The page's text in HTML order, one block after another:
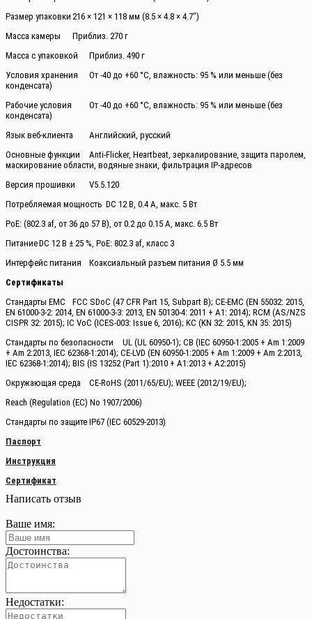
Размер упаковки 216 × 121 × 118 мм (8.5 × 4.8 × 4.7″)
Масса камеры
Приблиз. 270 г
Масса с упаковкой
Приблиз. 490 г
Условия хранения
От -40 до +60 °C, влажность: 95 % или меньше (без
конденсата)
Рабочие условия
От -40 до +60 °C, влажность: 95 % или меньше (без
конденсата)
Язык веб-клиента
Английский, русский
Основные функции
Anti-Flicker, Heartbeat, зеркалирование, защита паролем,
маскирование области, водяные знаки, фильтрация IP-адресов
Версия прошивки
V5.5.120
Потребляемая мощность DC 12 В, 0.4 А, макс. 5 Вт
PoE: (802.3 af, от 36 до 57 В), от 0.2 до 0.15 A, макс. 6.5 Вт
ПитаниеDC 12 В ± 25 %, PoE: 802.3 af, класс 3
Интерфейс питания
Коаксиальный разъем питания Ø 5.5 мм
Сертификаты
Стандарты EMC
FCC SDoC (47 CFR Part 15, Subpart B); CE-EMC (EN 55032: 2015,
EN 61000-3-2: 2014, EN 61000-3-3: 2013, EN 50130-4: 2011 + A1: 2014); RCM (AS/NZS
CISPR 32: 2015); IC VoC (ICES-003: Issue 6, 2016); KC (KN 32: 2015, KN 35: 2015)
Стандарты по безопасности
UL (UL 60950-1); CB (IEC 60950-1:2005 + Am 1:2009
+ Am 2:2013, IEC 62368-1:2014); CE-LVD (EN 60950-1:2005 + Am 1:2009 + Am 2:2013,
IEC 62368-1:2014); BIS (IS 13252 (Part 1):2010 + A1:2013 + A2:2015)
Окружающая среда
CE-RoHS (2011/65/EU); WEEE (2012/19/EU);
Reach (Regulation (EC) No 1907/2006)
Стандарты по защите IP67 (IEC 60529-2013)
Паспорт
Инструкция
Сертификат
Написать отзыв
Ваше имя:
Достоинства:
Недостатки: